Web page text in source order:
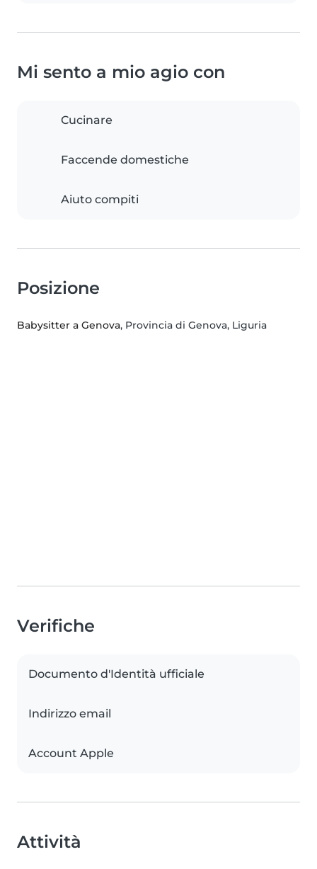
Mi sento a mio agio con
Cucinare
Faccende domestiche
Aiuto compiti
Posizione
Babysitter a Genova, Provincia di Genova, Liguria
Verifiche
Documento d'Identità ufficiale
Indirizzo email
Account Apple
Attività